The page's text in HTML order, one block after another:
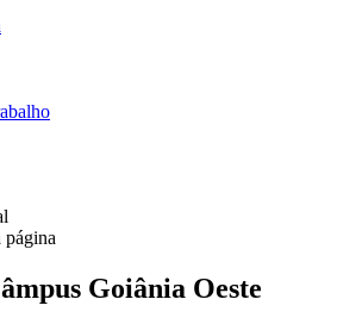
Goiânia Oeste